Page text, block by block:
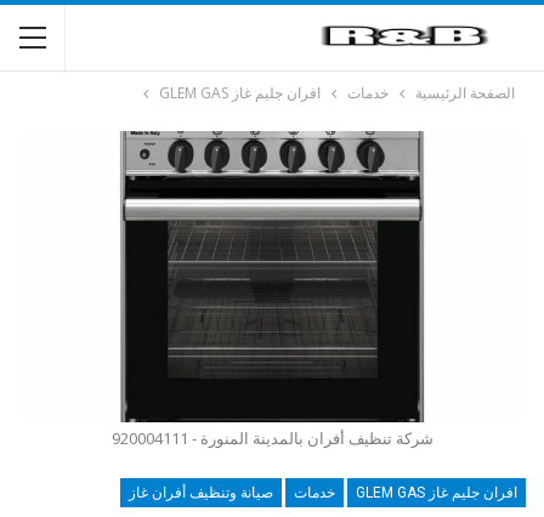
الصفحة الرئيسية خدمات افران جليم غاز GLEM GAS
شركة تنظيف أفران بالمدينة المنورة - 920004111
افران جليم غاز GLEM GAS خدمات صيانة وتنظيف أفران غاز